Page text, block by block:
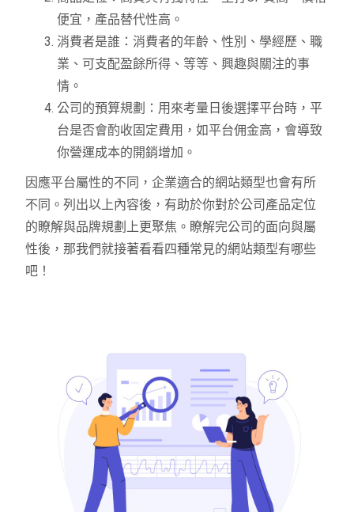
便宜，產品替代性高。
消費者是誰：消費者的年齡、性別、學經歷、職
業、可支配盈餘所得、等等、興趣與關注的事
情。
公司的預算規劃：用來考量日後選擇平台時，平
台是否會酌收固定費用，如平台佣金高，會導致
你營運成本的開銷增加。
因應平台屬性的不同，企業適合的網站類型也會有所
不同。列出以上內容後，有助於你對於公司產品定位
的瞭解與品牌規劃上更聚焦。瞭解完公司的面向與屬
性後，那我們就接著看看四種常見的網站類型有哪些
吧！